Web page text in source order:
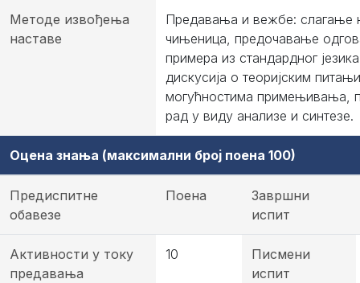
Методе извођења
наставе
Предавања и вежбе: слагање
чињеница, предочавање
примера из стандардног
дискусија о теоријским
могућностима примењивања,
рад у виду анализе и синтезе.
Оцена знања (максимални број поена 100)
Предиспитне
обавезе
Поена
Завршни
испит
Активности у току
предавања
10
Писмени
испит